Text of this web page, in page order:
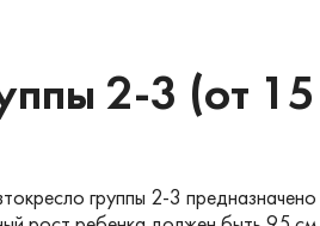
2-3 (от
группы 2-3